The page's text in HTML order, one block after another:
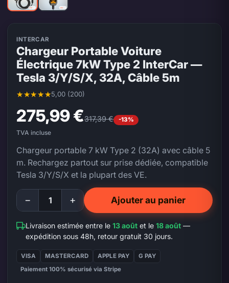
INTERCAR
Chargeur Portable Voiture
Électrique 7kW Type 2 InterCar —
Tesla 3/Y/S/X, 32A, Câble 5m
5,00 (200)
Note moyenne 5,00 sur 5, 200 évaluations
275,99 €317,39 € -13%
TVA incluse
Chargeur portable 7 kW Type 2 (32A) avec câble 5
m. Rechargez partout sur prise dédiée, compatible
Tesla 3/Y/S/X et la plupart des VE.
− + Ajouter au panier
Livraison estimée entre le13 août et le18 août —
expédition sous 48h, retour gratuit 30 jours.
VISA MASTERCARD APPLE PAY
G PAY
Paiement 100% sécurisé via Stripe